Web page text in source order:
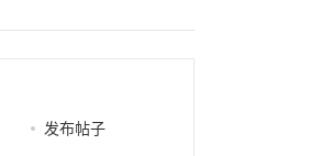
发布帖子